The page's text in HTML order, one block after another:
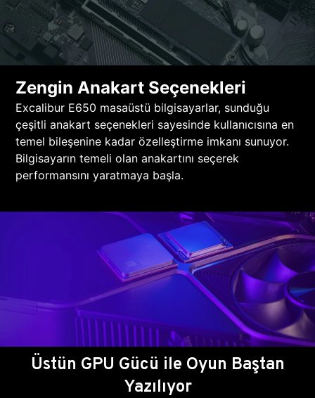
Zengin Anakart Seçenekleri
Excalibur E650 masaüstü bilgisayarlar, sunduğu
çeşitli anakart seçenekleri sayesinde kullanıcısına en
temel bileşenine kadar özelleştirme imkanı sunuyor.
Bilgisayarın temeli olan anakartını seçerek
performansını yaratmaya başla.
Üstün GPU Gücü ile Oyun Baştan
Yazılıyor